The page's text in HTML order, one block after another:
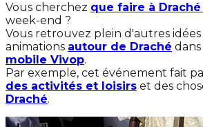
Vous cherchez que faire à Draché
week-end ?
Vous retrouvez plein d'autres
animations autour de Draché dans
mobile Vivop.
Par exemple, cet événement fait
des activités et loisirs et des
Draché.